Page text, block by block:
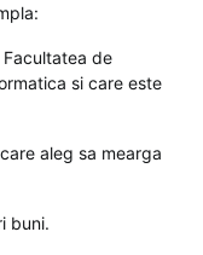
de
si care este
aleg sa mearga
buni.